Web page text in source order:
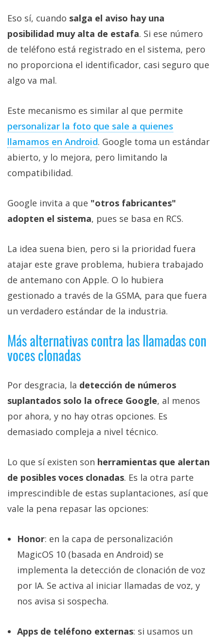
Eso sí, cuando salga el aviso hay una
posibilidad muy alta de estafa. Si ese número
de teléfono está registrado en el sistema, pero
no proporciona el identificador, casi seguro que
algo va mal.
Este mecanismo es similar al que permite
personalizar la foto que sale a quienes
llamamos en Android. Google toma un estándar
abierto, y lo mejora, pero limitando la
compatibilidad.
Google invita a que "otros fabricantes"
adopten el sistema, pues se basa en RCS.
La idea suena bien, pero si la prioridad fuera
atajar este grave problema, hubiera trabajado
de antemano con Apple. O lo hubiera
gestionado a través de la GSMA, para que fuera
un verdadero estándar de la industria.
Más alternativas contra las llamadas con
voces clonadas
Por desgracia, la detección de números
suplantados solo la ofrece Google, al menos
por ahora, y no hay otras opciones. Es
demasiado compleja a nivel técnico.
Lo que sí existen son herramientas que alertan
de posibles voces clonadas. Es la otra parte
imprescindible de estas suplantaciones, así que
vale la pena repasar las opciones:
Honor: en la capa de personalización
MagicOS 10 (basada en Android) se
implementa la detección de clonación de voz
por IA. Se activa al iniciar llamadas de voz, y
nos avisa si sospecha.
Apps de teléfono externas: si usamos un